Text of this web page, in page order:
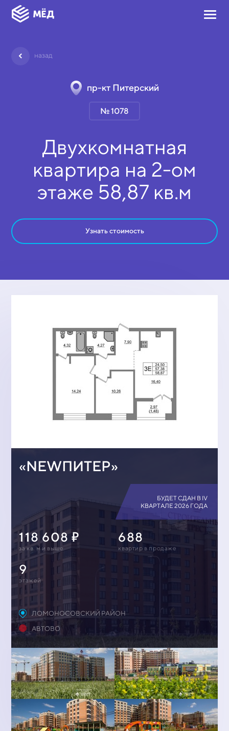
назад
пр-кт Питерский
№ 1078
Двухкомнатная
квартира на 2-ом
этаже 58,87 кв.м
Узнать стоимость
«NEWПИТЕР»
БУДЕТ СДАН В IV
КВАРТАЛЕ 2026 ГОДА
118 608
за кв. м и выше
688
квартир в продаже
9
этажей
ЛОМОНОСОВСКИЙ РАЙОН
АВТОВО